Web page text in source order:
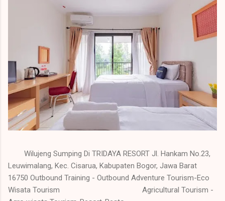
Wilujeng Sumping Di TRIDAYA RESORT Jl. Hankam No.23,
Leuwimalang, Kec. Cisarua, Kabupaten Bogor, Jawa Barat
16750 Outbound Training - Outbound Adventure Tourism-Eco
Wisata Tourism Agricultural Tourism -